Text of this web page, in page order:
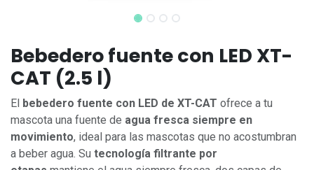
Bebedero fuente con LED XT-
CAT (2.5 l)
El bebedero fuente con LED de XT-CAT ofrece a tu
mascota una fuente de agua fresca siempre en
movimiento, ideal para las mascotas que no acostumbran
a beber agua. Su tecnología filtrante por